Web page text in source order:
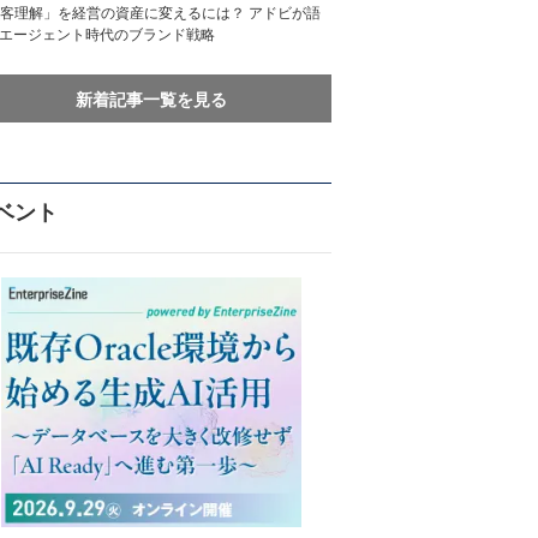
客理解」を経営の資産に変えるには？ アドビが語
ージェント時代のブランド戦略
新着記事一覧を見る
ント